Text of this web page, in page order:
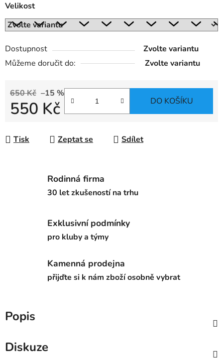
Velikost
Dostupnost
Zvolte variantu
Můžeme doručit do:
Zvolte variantu
650 Kč –15 %
550 Kč DO KOŠÍKU
Tisk Zeptat se Sdílet
Rodinná firma
30 let zkušeností na trhu
Exklusivní podmínky
pro kluby a týmy
Kamenná prodejna
přijďte si k nám zboží osobně vybrat
Popis
Diskuze